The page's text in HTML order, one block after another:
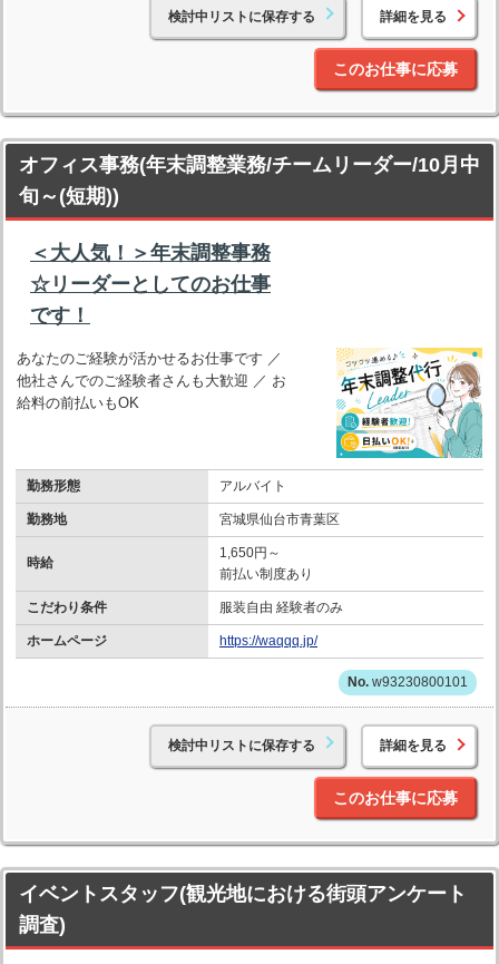
検討中リストに保存する 詳細を見る
このお仕事に応募
オフィス事務(年末調整業務/チームリーダー/10月中
旬～(短期))
＜大人気！＞年末調整事務
☆リーダーとしてのお仕事
です！
あなたのご経験が活かせるお仕事です ／
他社さんでのご経験者さんも大歓迎 ／ お
給料の前払いもOK
勤務形態 アルバイト
勤務地 宮城県仙台市青葉区
時給
1,650円～
前払い制度あり
こだわり条件 服装自由 経験者のみ
ホームページ https://waqqq.jp/
w93230800101
検討中リストに保存する 詳細を見る
このお仕事に応募
イベントスタッフ(観光地における街頭アンケート
調査)